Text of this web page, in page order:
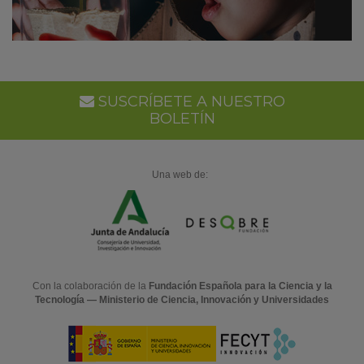
SUSCRÍBETE A NUESTRO
BOLETÍN
Una web de:
Con la colaboración de la Fundación Española para la Ciencia y la
Tecnología — Ministerio de Ciencia, Innovación y Universidades